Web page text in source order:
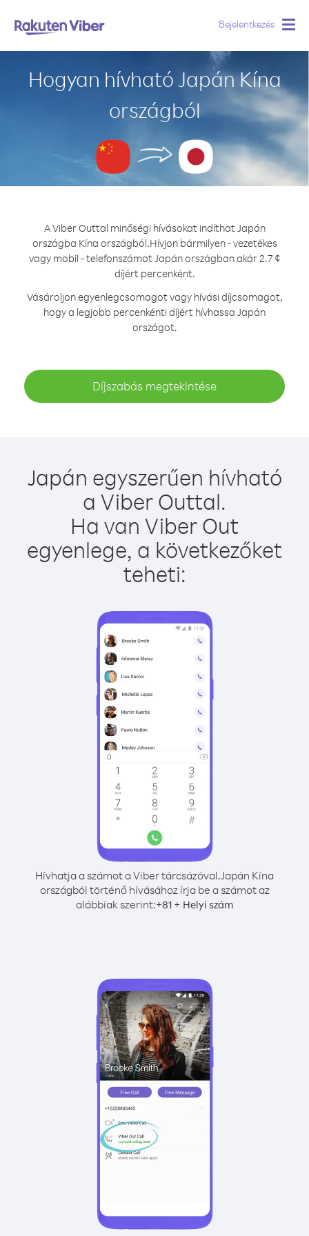
Bejelentkezés
Hogyan hívható Japán Kína
országból
A Viber Outtal minőségi hívásokat indíthat Japán
országba Kína országból.Hívjon bármilyen - vezetékes
vagy mobil - telefonszámot Japán országban akár 2.7 ¢
díjért percenként.
Vásároljon egyenlegcsomagot vagy hívási díjcsomagot,
hogy a legjobb percenkénti díjért hívhassa Japán
országot.
Díjszabás megtekintése
Japán egyszerűen hívható
a Viber Outtal.
Ha van Viber Out
egyenlege, a következőket
teheti:
Hívhatja a számot a Viber tárcsázóval.Japán Kína
országból történő hívásához írja be a számot az
alábbiak szerint:+81 + Helyi szám